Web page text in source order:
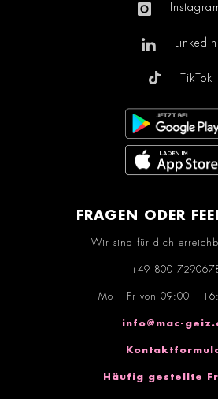
Linkedin
TikTok
FRAGEN ODER
Wir sind für dich
+49 800
Mo – Fr von 09:00 –
info@mac-
Häufig gestellte